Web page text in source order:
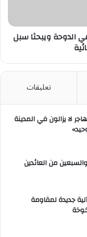
في الدوحة ويبحثا سبل
تعليقات
11 ألف مهاجر لا يزالون في المدينة
من العائدين
جديدة لمقاومة